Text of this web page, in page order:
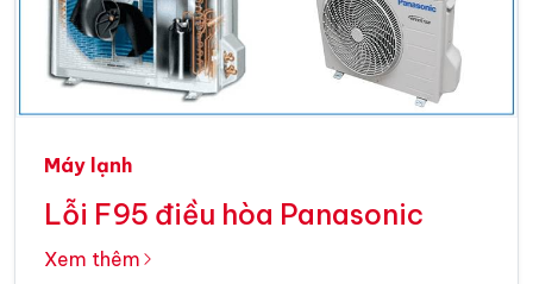
Máy lạnh
Lỗi F95 điều hòa Panasonic
Xem thêm